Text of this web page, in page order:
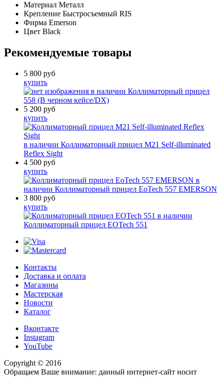
Материал Металл
Крепление Быстросъемный RIS
Фирма Emerson
Цвет Black
Рекомендуемые товары
5 800 руб
купить
в наличии Коллиматорный прицел
558 (В черном кейсе/DX)
5 200 руб
купить
в наличии Коллиматорный прицел M21 Self-illuminated
Reflex Sight
4 500 руб
купить
в
наличии Коллиматорный прицел EoTech 557 EMERSON
3 800 руб
купить
в наличии
Коллиматорный прицел EOTech 551
Контакты
Доставка и оплата
Магазины
Мастерская
Новости
Каталог
Вконтакте
Instagram
YouTube
Copyright © 2016
Обращаем Ваше внимание: данный интернет-сайт носит